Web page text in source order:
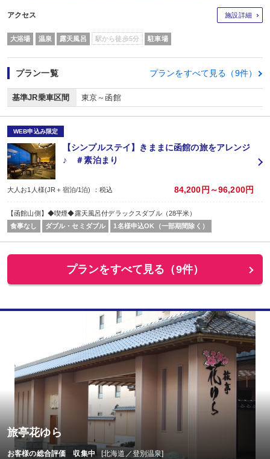
アクセス 施設詳細
大浴場 温泉 露天風呂 駅から徒歩5分 駐車場
プラン一覧 プランをすべて見る（9件）
基準JR乗車区間 東京～函館
WEB申込み限定
【シンプルステイ】きままに函館の旅をアレンジ
♪ ＃素泊まり
大人お1人様(JR＋宿泊/1泊) ：税込 84,200円～96,200円
【函館山側】◆喫煙◆露天風呂付デラックスダブル（28平米）
食事なし
ダブル・セミダブル 1名様申込OK（一部期間除く）
プランをすべて見る（9件）
旅亭花ゆら
お客様の総合評価 収集中 [北海道／登別温泉]